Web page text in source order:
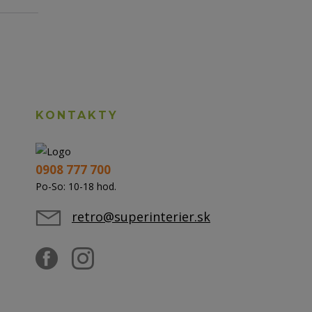
KONTAKTY
0908 777 700
Po-So: 10-18 hod.
retro@superinterier.sk